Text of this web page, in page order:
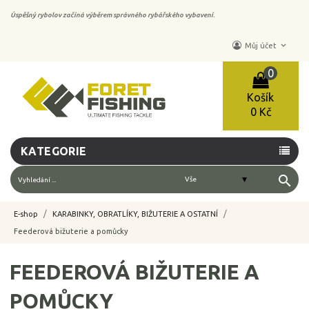
Úspěšný rybolov začíná výběrem správného rybářského vybavení.
Můj účet keyboard_arrow_down
Košík
0
0 Kč
KATEGORIE
search
E-shop KARABINKY, OBRATLÍKY, BIŽUTERIE A OSTATNÍ
Feederová bižuterie a pomůcky
FEEDEROVÁ BIŽUTERIE A
POMŮCKY